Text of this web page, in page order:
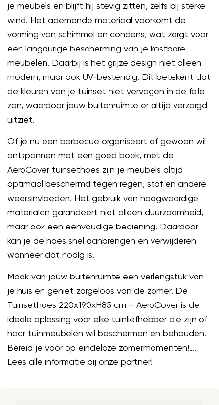
je meubels en blijft hij stevig zitten, zelfs bij sterke
wind. Het ademende materiaal voorkomt de
vorming van schimmel en condens, wat zorgt voor
een langdurige bescherming van je kostbare
meubelen. Daarbij is het grijze design niet alleen
modern, maar ook UV-bestendig. Dit betekent dat
de kleuren van je tuinset niet vervagen in de felle
zon, waardoor jouw buitenruimte er altijd verzorgd
uitziet.
Of je nu een barbecue organiseert of gewoon wil
ontspannen met een goed boek, met de
AeroCover tuinsethoes zijn je meubels altijd
optimaal beschermd tegen regen, stof en andere
weersinvloeden. Het gebruik van hoogwaardige
materialen garandeert niet alleen duurzaamheid,
maar ook een eenvoudige bediening. Daardoor
kan je de hoes snel aanbrengen en verwijderen
wanneer dat nodig is.
Maak van jouw buitenruimte een verlengstuk van
je huis en geniet zorgeloos van de zomer. De
Tuinsethoes 220x190xH85 cm – AeroCover is de
ideale oplossing voor elke tuinliefhebber die zijn of
haar tuinmeubelen wil beschermen en behouden.
Bereid je voor op eindeloze zomermomenten!…..
Lees alle informatie bij onze partner!